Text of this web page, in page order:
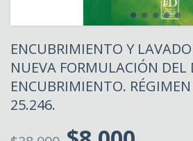
ENCUBRIMIENTO Y
NUEVA FORMULACIÓN DEL
ENCUBRIMIENTO.
25.246.